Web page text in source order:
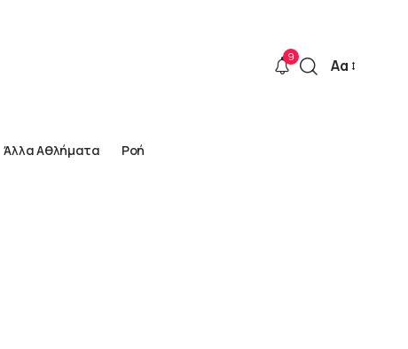
9
Font
Αα
Άλλα Αθλήματα Ροή